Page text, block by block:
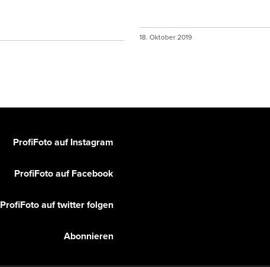
18. Oktober 2019
ProfiFoto auf Instagram
ProfiFoto auf Facebook
ProfiFoto auf twitter folgen
Abonnieren